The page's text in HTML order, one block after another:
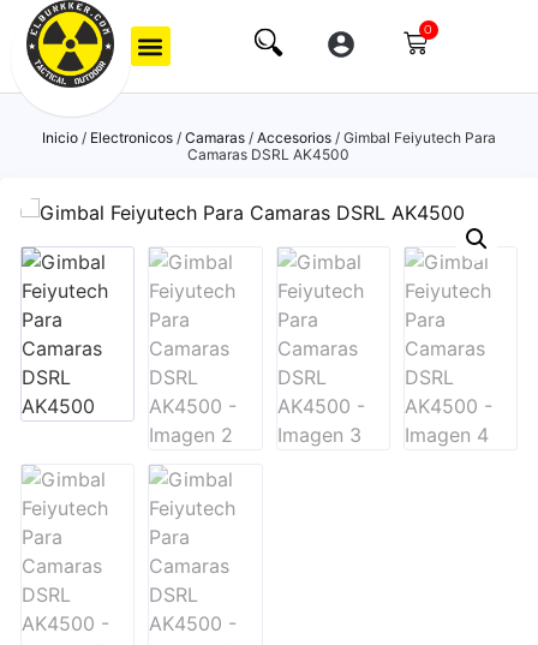
0
Inicio/ Electronicos/ Camaras/ Accesorios/ Gimbal Feiyutech Para
Camaras DSRL AK4500